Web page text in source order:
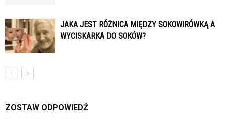
JAKA JEST RÓŻNICA MIĘDZY SOKOWIRÓWKĄ A
WYCISKARKA DO SOKÓW?
ZOSTAW ODPOWIEDŹ